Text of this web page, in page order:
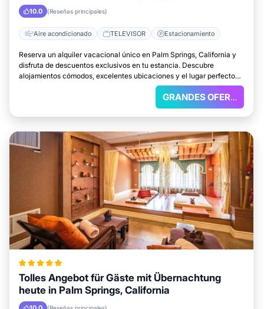
10.0 (Reseñas principales)
Aire acondicionado TELEVISOR Estacionamiento
Reserva un alquiler vacacional único en Palm Springs, California y
disfruta de descuentos exclusivos en tu estancia. Descubre
alojamientos cómodos, excelentes ubicaciones y el lugar perfecto
GRANDES OFERTAS
Tolles Angebot für Gäste mit Übernachtung
heute in Palm Springs, California